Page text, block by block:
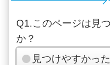
Q1.このページは見
か？
見つけやすかった